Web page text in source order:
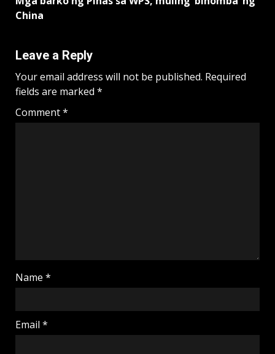
China
Leave a Reply
Your email address will not be published. Required
fields are marked *
Comment*
Name *
Email *